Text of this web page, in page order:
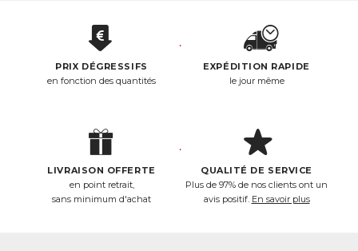
PRIX DÉGRESSIFS
en fonction des quantités
EXPÉDITION RAPIDE
le jour même
LIVRAISON OFFERTE
en point retrait,
sans minimum d'achat
QUALITÉ DE SERVICE
Plus de 97% de nos clients ont un
avis positif. En savoir plus